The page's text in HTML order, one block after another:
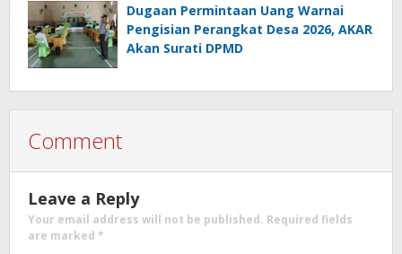
Dugaan Permintaan Uang Warnai
Pengisian Perangkat Desa 2026, AKAR
Akan Surati DPMD
Comment
Leave a Reply
Your email address will not be published. Required fields
are marked *